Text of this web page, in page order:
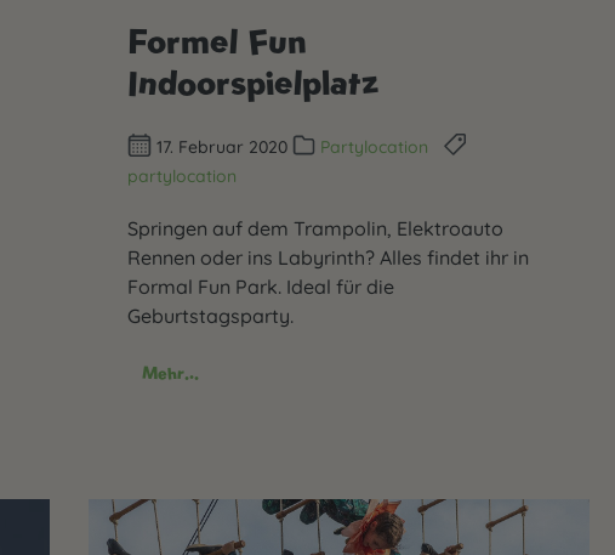
Formel Fun
Indoorspielplatz
17. Februar 2020
Partylocation
partylocation
Springen auf dem Trampolin, Elektroauto
Rennen oder ins Labyrinth? Alles findet ihr in
Formal Fun Park. Ideal für die
Geburtstagsparty.
Mehr...